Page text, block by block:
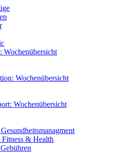
Wochenübersicht
Wochenübersicht
Wochenübersicht
Fitness & Health